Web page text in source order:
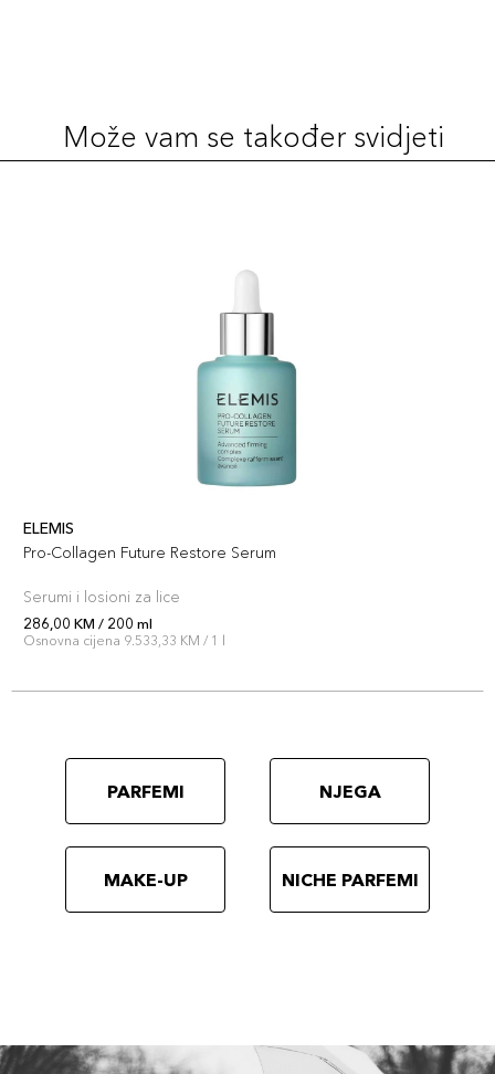
Može vam se također svidjeti
ELEMIS
Pro-Collagen Future Restore Serum
Serumi i losioni za lice
286,00 KM / 200 ml
Osnovna cijena 9.533,33 KM / 1 l
PARFEMI NJEGA
MAKE-UP NICHE PARFEMI